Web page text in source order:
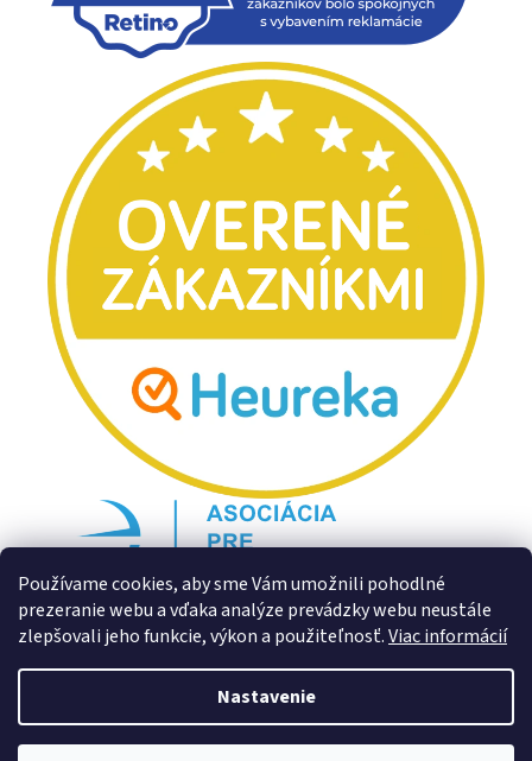
Používame cookies, aby sme Vám umožnili pohodlné
prezeranie webu a vďaka analýze prevádzky webu neustále
zlepšovali jeho funkcie, výkon a použiteľnosť.Viac informácií
Nastavenie